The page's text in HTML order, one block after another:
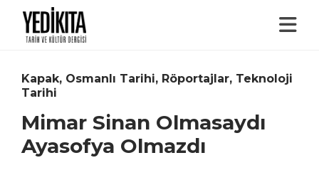
Kapak, Osmanlı Tarihi, Röportajlar, Teknoloji
Tarihi
Mimar Sinan Olmasaydı
Ayasofya Olmazdı